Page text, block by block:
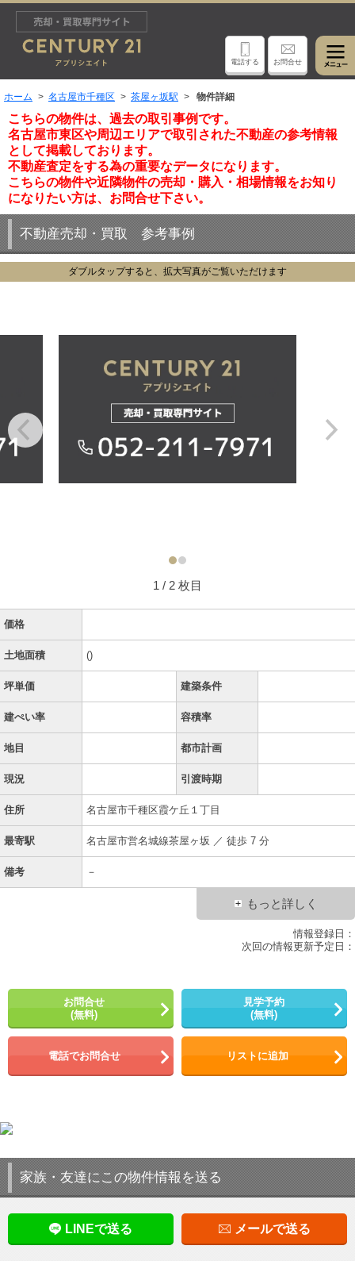
電話する お問合せ
ホーム 名古屋市千種区 茶屋ヶ坂駅 物件詳細
こちらの物件は、過去の取引事例です。
名古屋市東区や周辺エリアで取引された不動産の参考情報
として掲載しております。
不動産査定をする為の重要なデータになります。
こちらの物件や近隣物件の売却・購入・相場情報をお知り
になりたい方は、お問合せ下さい。
不動産売却・買取 参考事例
ダブルタップすると、拡大写真がご覧いただけます
1 / 2 枚目
価格
土地面積 ()
坪単価 建築条件
建ぺい率 容積率
地目 都市計画
現況 引渡時期
住所 名古屋市千種区霞ケ丘１丁目
最寄駅 名古屋市営名城線茶屋ヶ坂 ／ 徒歩 7 分
備考 －
もっと詳しく
情報登録日：
次回の情報更新予定日：
お問合せ
(無料)
見学予約
(無料)
電話でお問合せ リストに追加
家族・友達にこの物件情報を送る
LINEで送る メールで送る